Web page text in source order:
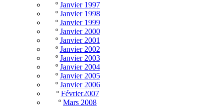
º Janvier 1997
º Janvier 1998
º Janvier 1999
º Janvier 2000
º Janvier 2001
º Janvier 2002
º Janvier 2003
º Janvier 2004
º Janvier 2005
º Janvier 2006
º Février2007
º Mars 2008